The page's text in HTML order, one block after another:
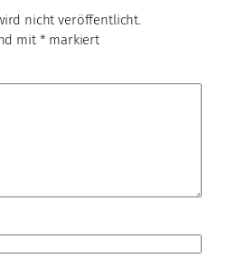
nicht veröffentlicht.
mit * markiert